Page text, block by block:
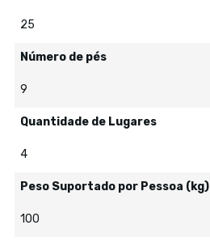
25
Número de pés
9
Quantidade de Lugares
4
Peso Suportado por Pessoa (kg)
100